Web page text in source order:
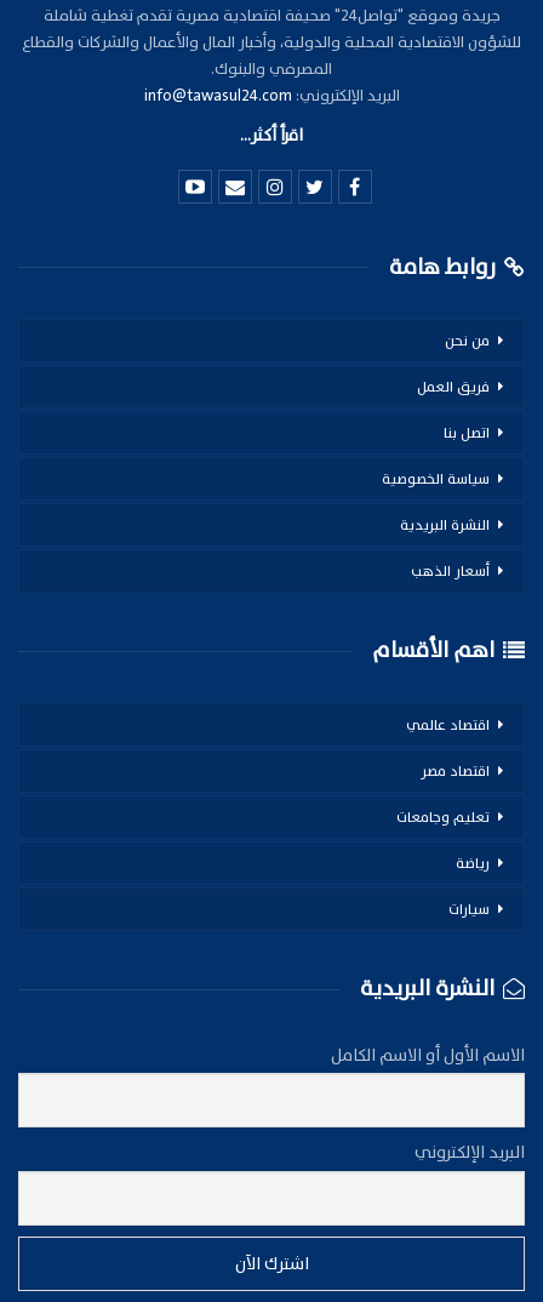
جريدة وموقع "تواصل24" صحيفة اقتصادية مصرية تقدم تغطية شاملة
للشؤون الاقتصادية المحلية والدولية، وأخبار المال والأعمال والشركات والقطاع
المصرفي والبنوك.
البريد الإلكتروني: info@tawasul24.com
اقرأ أكثر...
روابط هامة
من نحن
فريق العمل
اتصل بنا
سياسة الخصوصية
النشرة البريدية
أسعار الذهب
اهم الأقسام
اقتصاد عالمي
اقتصاد مصر
تعليم وجامعات
رياضة
سيارات
النشرة البريدية
الاسم الأول أو الاسم الكامل
البريد الإلكتروني